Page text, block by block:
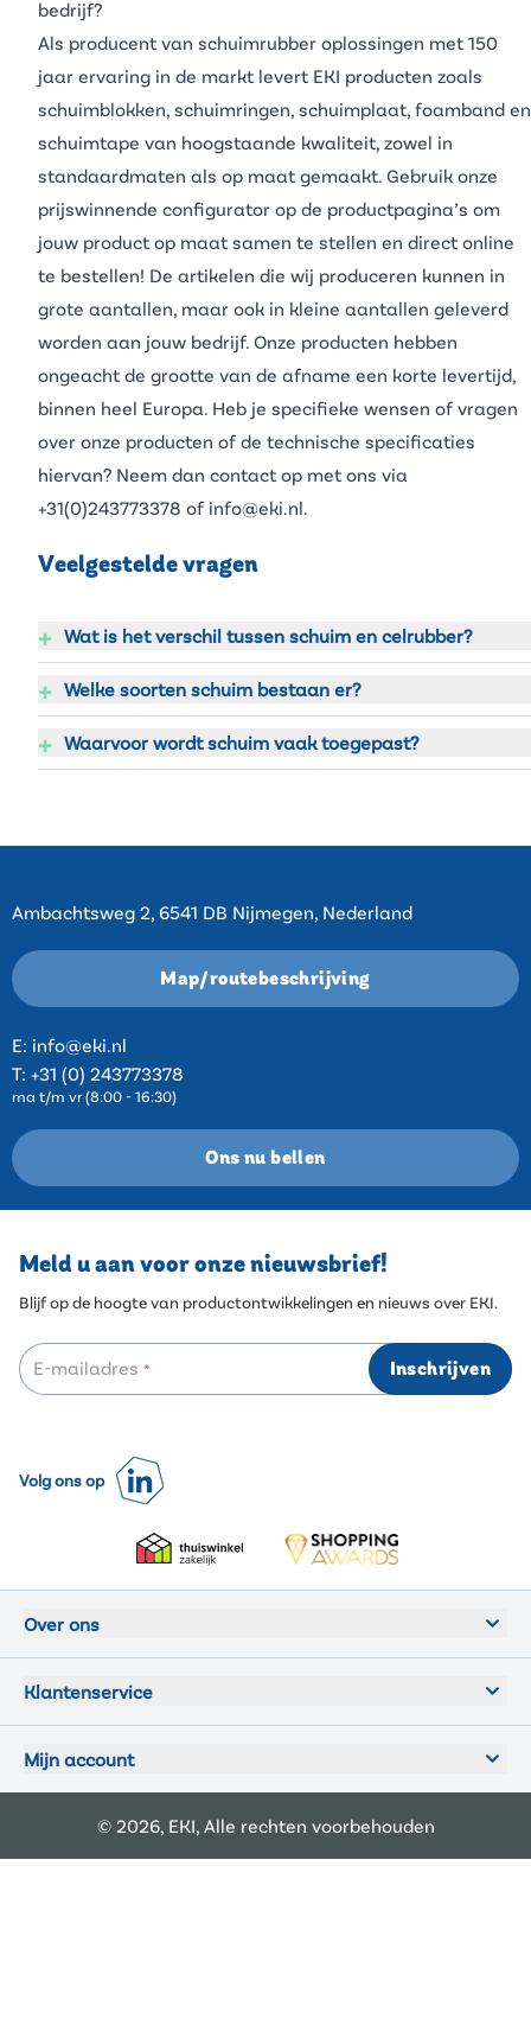
bedrijf?
Als producent van schuimrubber oplossingen met 150
jaar ervaring in de markt levert EKI producten zoals
schuimblokken, schuimringen, schuimplaat, foamband en
schuimtape van hoogstaande kwaliteit, zowel in
standaardmaten als op maat gemaakt. Gebruik onze
prijswinnende configurator op de productpagina’s om
jouw product op maat samen te stellen en direct online
te bestellen! De artikelen die wij produceren kunnen in
grote aantallen, maar ook in kleine aantallen geleverd
worden aan jouw bedrijf. Onze producten hebben
ongeacht de grootte van de afname een korte levertijd,
binnen heel Europa. Heb je specifieke wensen of vragen
over onze producten of de technische specificaties
hiervan? Neem dan contact op met ons via
+31(0)243773378 of info@eki.nl.
Veelgestelde vragen
+ Wat is het verschil tussen schuim en celrubber?
+ Welke soorten schuim bestaan er?
+ Waarvoor wordt schuim vaak toegepast?
Ambachtsweg 2, 6541 DB Nijmegen, Nederland
Map/routebeschrijving
E: info@eki.nl
T: +31 (0) 243773378
ma t/m vr (8:00 - 16:30)
Ons nu bellen
Meld u aan voor onze nieuwsbrief!
Blijf op de hoogte van productontwikkelingen en nieuws over EKI.
E-mailadres * Inschrijven
Volg ons op
Over ons
Klantenservice
Mijn account
© 2026, EKI, Alle rechten voorbehouden